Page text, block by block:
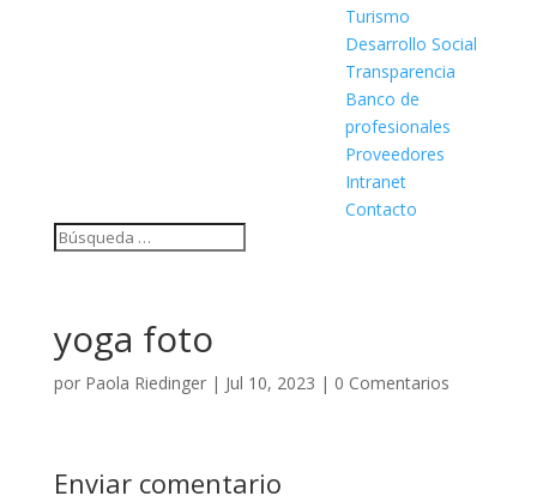
Turismo
Desarrollo Social
Transparencia
Banco de
profesionales
Proveedores
Intranet
Contacto
yoga foto
por Paola Riedinger| Jul 10, 2023 | 0 Comentarios
Enviar comentario